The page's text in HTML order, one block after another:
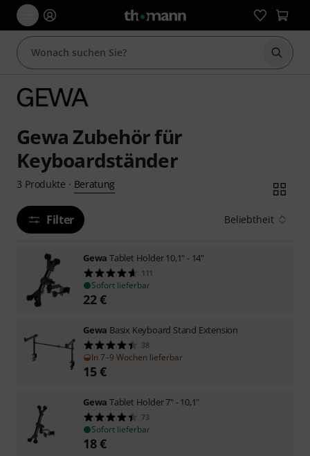
Suche
Gewa Zubehör für
Keyboardständer
3 Produkte · Beratung
Filter Beliebtheit
Gewa Tablet Holder 10,1" - 14"
111
Sofort lieferbar
22€
Gewa Basix Keyboard Stand Extension
38
In 7–9 Wochen lieferbar
15€
Gewa Tablet Holder 7" - 10,1"
73
Sofort lieferbar
18€